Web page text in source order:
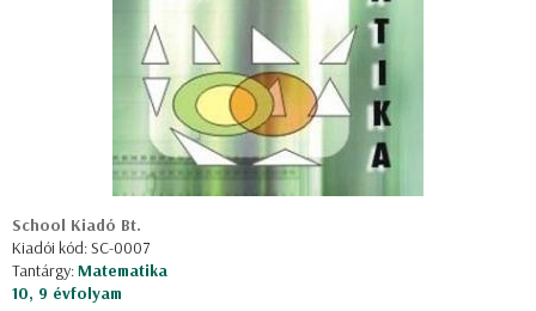
School Kiadó Bt.
Kiadói kód: SC-0007
Tantárgy:Matematika
10, 9 évfolyam